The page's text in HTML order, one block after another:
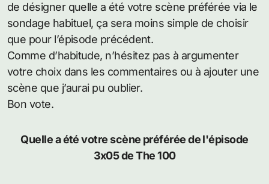
de désigner quelle a été votre scène préférée via le
sondage habituel, ça sera moins simple de choisir
que pour l’épisode précédent.
Comme d’habitude, n’hésitez pas à argumenter
votre choix dans les commentaires ou à ajouter une
scène que j’aurai pu oublier.
Bon vote.
Quelle a été votre scène préférée de l'épisode
3x05 de The 100